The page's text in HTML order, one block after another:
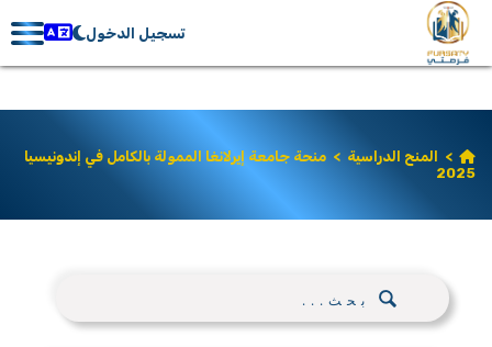
تسجيل الدخول
> المنح الدراسية > منحة جامعة إيرلانغا الممولة بالكامل في إندونيسيا
2025